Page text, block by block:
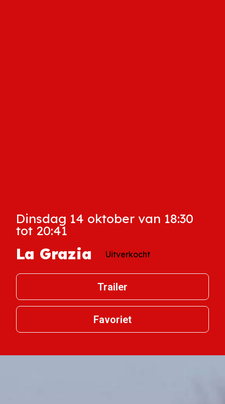
Dinsdag 14 oktober van 18:30
tot 20:41
La Grazia Uitverkocht
Trailer
Favoriet